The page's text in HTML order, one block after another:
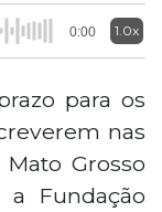
0:00 1.0x
para os
nas
Grosso
Fundação